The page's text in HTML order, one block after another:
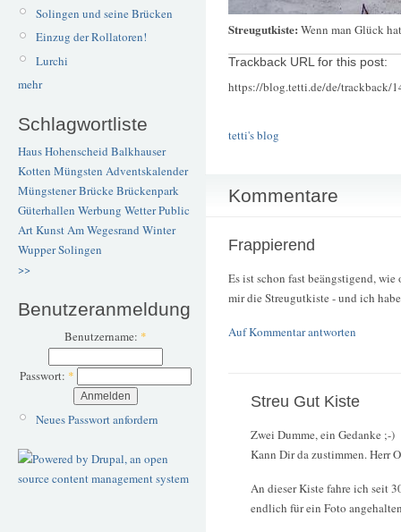
Solingen und seine Brücken
Einzug der Rollatoren!
Lurchi
mehr
Schlagwortliste
Haus Hohenscheid Balkhauser
Kotten Müngsten Adventskalender
Müngstener BrückeBrückenpark
Güterhallen Werbung WetterPublic
ArtKunstAm Wegesrand Winter
WupperSolingen
>>
Benutzeranmeldung
Benutzername: *
Passwort: *
Neues Passwort anfordern
Streugutkiste: Wenn man Glück
Trackback URL for this post:
https://blog.tetti.de/de/trackback/
tetti's blog
Kommentare
Frappierend
Es ist schon fast beängstigend,
mir die Streugutkiste - und ich
Auf Kommentar antworten
Streu Gut Kiste
Zwei Dumme, ein Gedanke ;-)
Kann Dir da zustimmen. Herr
An dieser Kiste fahre ich seit
endlich für ein Foto